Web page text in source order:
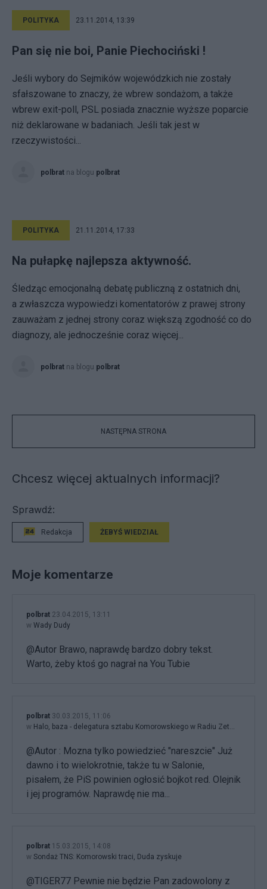
POLITYKA 23.11.2014, 13:39
Pan się nie boi, Panie Piechociński !
Jeśli wybory do Sejmików wojewódzkich nie zostały
sfałszowane to znaczy, że wbrew sondażom, a także
wbrew exit-poll, PSL posiada znacznie wyższe poparcie
niż deklarowane w badaniach. Jeśli tak jest w
rzeczywistości...
polbrat na blogu polbrat
POLITYKA 21.11.2014, 17:33
Na pułapkę najlepsza aktywność.
Śledząc emocjonalną debatę publiczną z ostatnich dni,
a zwłaszcza wypowiedzi komentatorów z prawej strony
zauważam z jednej strony coraz większą zgodność co do
diagnozy, ale jednocześnie coraz więcej...
polbrat na blogu polbrat
NASTĘPNA STRONA
Chcesz więcej aktualnych informacji?
Sprawdź:
Redakcja ŻEBYŚ WIEDZIAŁ
Moje komentarze
polbrat 23.04.2015, 13:11
w Wady Dudy
@Autor Brawo, naprawdę bardzo dobry tekst.
Warto, żeby ktoś go nagrał na You Tubie
polbrat 30.03.2015, 11:06
w Halo, baza - delegatura sztabu Komorowskiego w Radiu Zet...
@Autor : Mozna tylko powiedzieć "nareszcie" Już
dawno i to wielokrotnie, także tu w Salonie,
pisałem, że PiS powinien ogłosić bojkot red. Olejnik
i jej programów. Naprawdę nie ma...
polbrat 15.03.2015, 14:08
w Sondaż TNS: Komorowski traci, Duda zyskuje
@TIGER77 Pewnie nie będzie Pan zadowolony z